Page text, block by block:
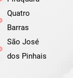
Quatro
Barras
São José
dos Pinhais